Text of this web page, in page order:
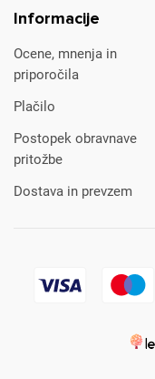
Informacije
Ocene, mnenja in
priporočila
Plačilo
Postopek obravnave
pritožbe
Dostava in prevzem